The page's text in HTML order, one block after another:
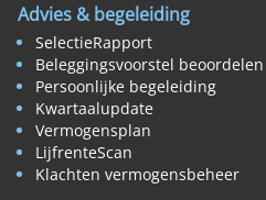
Advies & begeleiding
SelectieRapport
Beleggingsvoorstel beoordelen
Persoonlijke begeleiding
Kwartaalupdate
Vermogensplan
LijfrenteScan
Klachten vermogensbeheer